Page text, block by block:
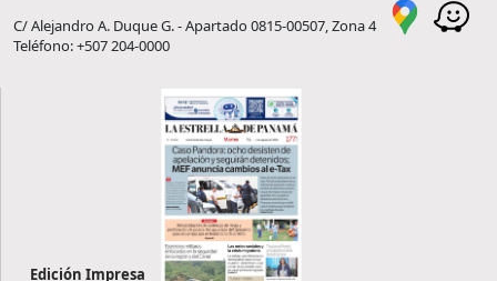
C/ Alejandro A. Duque G. - Apartado 0815-00507, Zona 4
Teléfono: +507 204-0000
Edición Impresa